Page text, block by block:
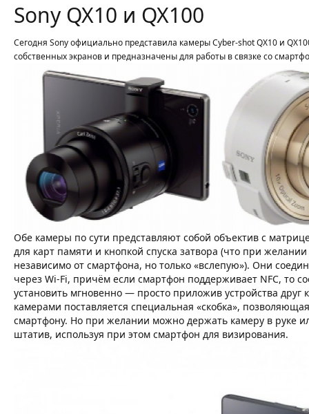
Sony QX10 и QX100
Сегодня Sony официально представила камеры Cyber-shot QX10 и
собственных экранов и предназначены для работы в связке со
Обе камеры по сути представляют собой объектив с
для карт памяти и кнопкой спуска затвора (что при
независимо от смартфона, но только «вслепую»). Они
через Wi-Fi, причём если смартфон поддерживает NFC, то
установить мгновенно — просто приложив устройства друг
камерами поставляется специальная «скобка»,
смартфону. Но при желании можно держать камеру в руке
штатив, используя при этом смартфон для визирования.